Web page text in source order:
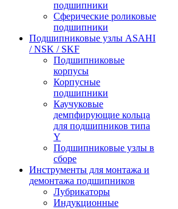
подшипники
Сферические роликовые
подшипники
Подшипниковые узлы ASAHI
/ NSK / SKF
Подшипниковые
корпусы
Корпусные
подшипники
Каучуковые
демпфирующие кольца
для подшипников типа
Y
Подшипниковые узлы в
сборе
Инструменты для монтажа и
демонтажа подшипников
Лубрикаторы
Индукционные